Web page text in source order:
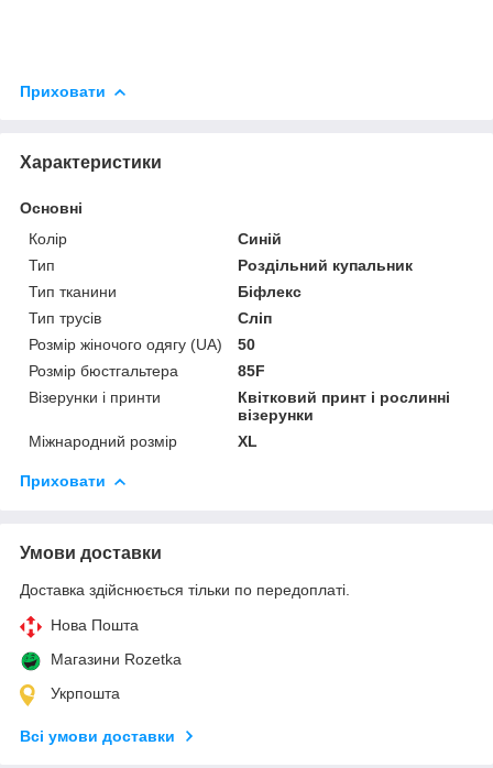
Приховати
Характеристики
Основні
Колір
Синій
Тип
Роздільний купальник
Тип тканини
Біфлекс
Тип трусів
Сліп
Розмір жіночого одягу (UA)
50
Розмір бюстгальтера
85F
Візерунки і принти
Квітковий принт і рослинні
візерунки
Міжнародний розмір
XL
Приховати
Умови доставки
Доставка здійснюється тільки по передоплаті.
Нова Пошта
Магазини Rozetka
Укрпошта
Всі умови доставки